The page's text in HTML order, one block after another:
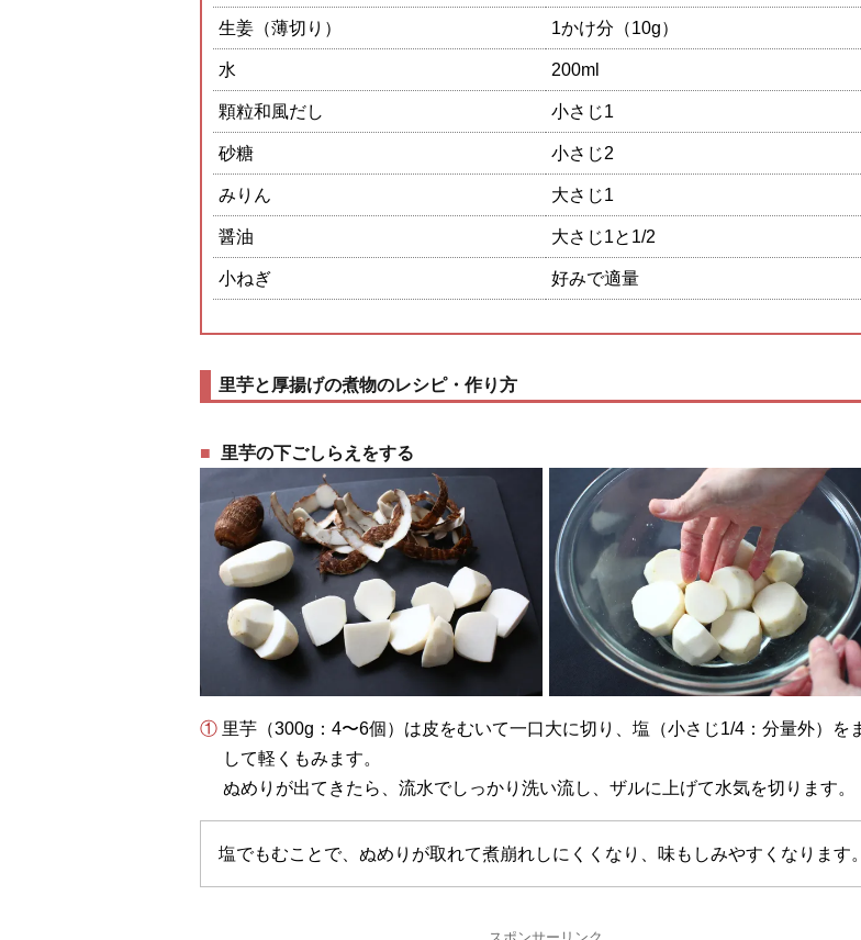
生姜（薄切り） 1かけ分（10g）
水 200ml
顆粒和風だし 小さじ1
砂糖 小さじ2
みりん 大さじ1
醤油 大さじ1と1/2
小ねぎ 好みで適量
里芋と厚揚げの煮物のレシピ・作り方
里芋の下ごしらえをする
① 里芋（300g：4〜6個）は皮をむいて一口大に切り、塩（小さじ1/4：分量外）をまぶ
して軽くもみます。
ぬめりが出てきたら、流水でしっかり洗い流し、ザルに上げて水気を切ります。
塩でもむことで、ぬめりが取れて煮崩れしにくくなり、味もしみやすくなります。